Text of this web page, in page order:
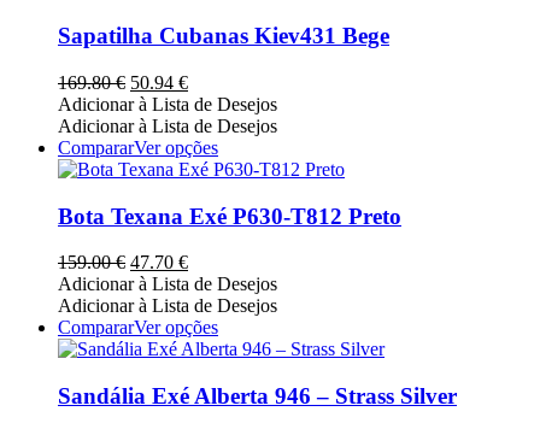
multiple
variants.
options
may
be
chosen
on
the
product
Sapatilha Cubanas Kiev431 Bege
169.80€ O
preço
original
era:
169.80 €.
50.94 €O
preço
atual
é:
50.94 €.
Adicionar à Lista de Desejos
Adicionar à Lista de Desejos
CompararVer opçõesThis
product
multiple
variants.
options
may
be
chosen
on
the
product
Bota Texana Exé P630-T812 Preto
159.00€ O
preço
original
era:
159.00 €.
47.70 €O
preço
atual
é:
47.70 €.
Adicionar à Lista de Desejos
Adicionar à Lista de Desejos
CompararVer opçõesThis
product
multiple
variants.
Sandália Exé Alberta 946 – Strass Silver